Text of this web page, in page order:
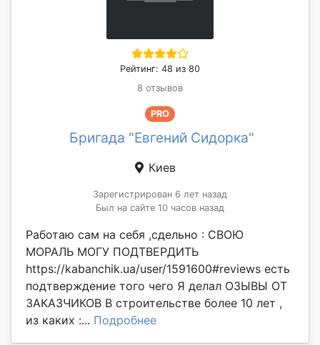
Рейтинг: 48 из 80
8 отзывов
PRO
Бригада "Евгений Сидорка"
Киев
Зарегистрирован 6 лет назад
Был на сайте 10 часов назад
Работаю сам на себя ,сдельно : СВОЮ
МОРАЛЬ МОГУ ПОДТВЕРДИТЬ
https://kabanchik.ua/user/1591600#reviews есть
подтверждение того чего Я делал ОЗЫВЫ ОТ
ЗАКАЗЧИКОВ В строительстве более 10 лет ,
из каких :... Подробнее